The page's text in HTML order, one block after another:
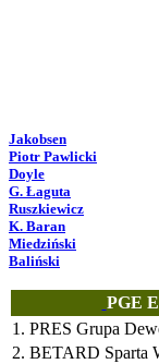
Jakobsen
Piotr Pawlicki
Doyle
G. Łaguta
Ruszkiewicz
K. Baran
Miedziński
Baliński
PGE
1. PRES Grupa
2. BETARD Sparta